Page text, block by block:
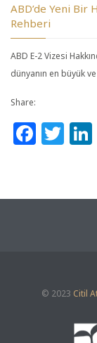
ABD’de Yeni Bir
Rehberi
ABD E-2 Vizesi
dünyanın en büyük
Share:
© 2023 Citil